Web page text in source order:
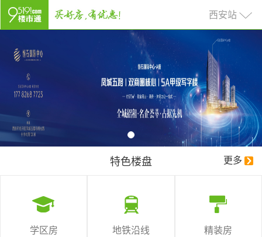
西安站
特色楼盘 更多
学区房 地铁沿线 精装房